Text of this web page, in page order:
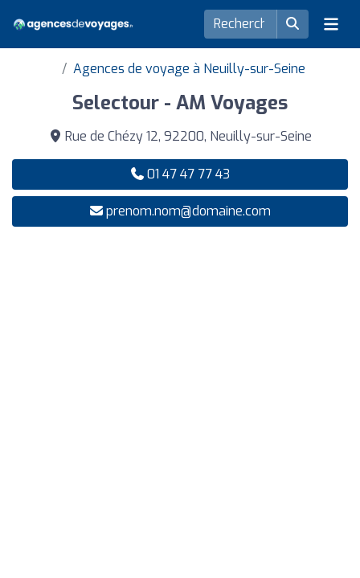
Agences de voyage à Neuilly-sur-Seine
Selectour - AM Voyages
Rue de Chézy 12, 92200, Neuilly-sur-Seine
01 47 47 77 43
prenom.nom@domaine.com